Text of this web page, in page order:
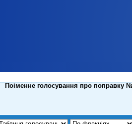
Поіменне голосування про поправку